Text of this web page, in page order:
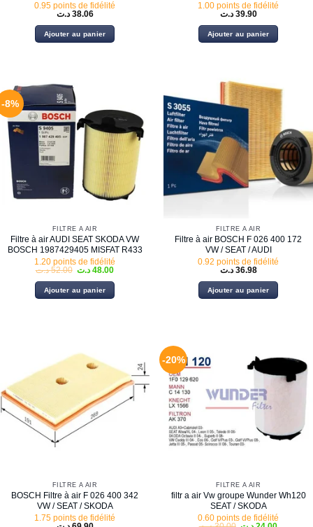
0.95 points de fidélité
38.06 د.ت
Ajouter au panier
1.00 points de fidélité
39.90 د.ت
Ajouter au panier
-8%
FILTRE À AIR
Filtre à air AUDI SEAT SKODA VW
BOSCH 1987429405 MISFAT R433
1.20 points de fidélité
52.00 د.ت
Le
initial
était :
48.00 د.ت
Le
actuel
est :
Ajouter au panier
FILTRE À AIR
Filtre à air BOSCH F 026 400 172
VW / SEAT / AUDI
0.92 points de fidélité
36.98 د.ت
Ajouter au panier
FILTRE À AIR
BOSCH Filtre à air F 026 400 342
VW / SEAT / SKODA
1.75 points de fidélité
-20%
FILTRE À AIR
filtr a air Vw groupe Wunder Wh120
SEAT / SKODA
0.60 points de fidélité